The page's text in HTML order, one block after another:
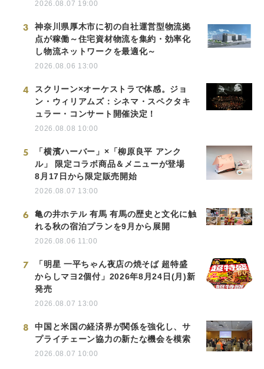
2026.08.07 19:00
3
神奈川県厚木市に初の自社運営型物流拠
点が稼働～住宅資材物流を集約・効率化
し物流ネットワークを最適化～
2026.08.06 13:00
4
スクリーン×オーケストラで体感。ジョ
ン・ウィリアムズ：シネマ・スペクタキ
ュラー・コンサート開催決定！
2026.08.08 10:00
5
「横濱ハーバー」×「柳原良平 アンク
ル」 限定コラボ商品＆メニューが登場
8月17日から限定販売開始
2026.08.07 13:00
6
亀の井ホテル 有馬 有馬の歴史と文化に触
れる秋の宿泊プランを9月から展開
2026.08.06 11:00
7
「明星 一平ちゃん夜店の焼そば 超特盛
からしマヨ2個付」2026年8月24日(月)新
発売
2026.08.07 13:00
8
中国と米国の経済界が関係を強化し、サ
プライチェーン協力の新たな機会を模索
2026.08.07 10:00